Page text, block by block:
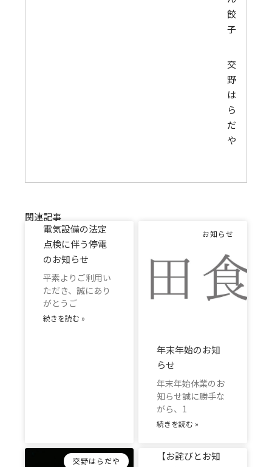
餃
子
交
野
は
ら
だ
や
関連記事
電気設備の法定
点検に伴う停電
のお知らせ
平素よりご利用い
ただき、誠にあり
がとうご
続きを読む »
お知らせ
年末年始のお知
らせ
年末年始休業のお
知らせ誠に勝手な
がら、1
続きを読む »
交野はらだや
【お詫びとお知